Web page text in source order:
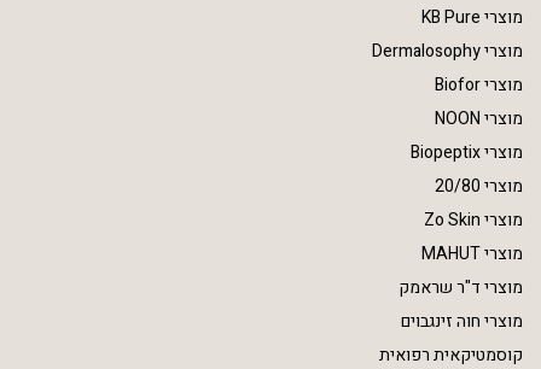
מוצרי KB Pure
מוצרי Dermalosophy
מוצרי Biofor
מוצרי NOON
מוצרי Biopeptix
מוצרי 20/80
מוצרי Zo Skin
מוצרי MAHUT
מוצרי ד"ר שראמק
מוצרי חוה זינגבוים
קוסמטיקאית רפואית